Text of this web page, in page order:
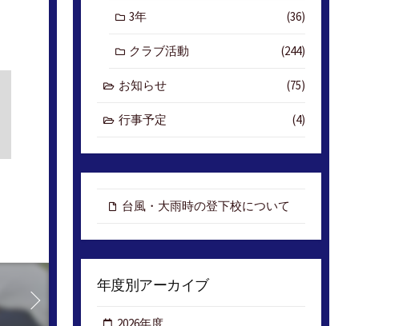
3年 (36)
クラブ活動 (244)
お知らせ (75)
行事予定 (4)
台風・大雨時の登下校について
年度別アーカイブ